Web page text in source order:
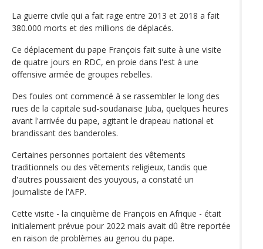
La guerre civile qui a fait rage entre 2013 et 2018 a fait
380.000 morts et des millions de déplacés.
Ce déplacement du pape François fait suite à une visite
de quatre jours en RDC, en proie dans l'est à une
offensive armée de groupes rebelles.
Des foules ont commencé à se rassembler le long des
rues de la capitale sud-soudanaise Juba, quelques heures
avant l'arrivée du pape, agitant le drapeau national et
brandissant des banderoles.
Certaines personnes portaient des vêtements
traditionnels ou des vêtements religieux, tandis que
d'autres poussaient des youyous, a constaté un
journaliste de l'AFP.
Cette visite - la cinquième de François en Afrique - était
initialement prévue pour 2022 mais avait dû être reportée
en raison de problèmes au genou du pape.